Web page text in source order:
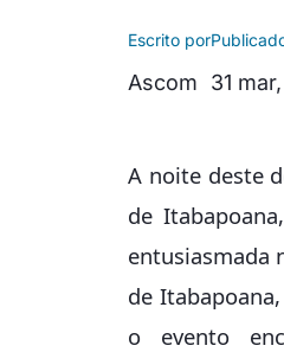
Escrito por
Ascom 31
A noite deste
de
entusiasmada
de
o evento